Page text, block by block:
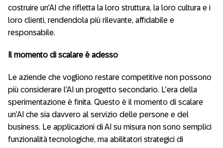
costruire un’AI che rifletta la loro struttura, la loro cultura e i
loro clienti, rendendola più rilevante, affidabile e
responsabile.
Il momento di scalare è adesso
Le aziende che vogliono restare competitive non possono
più considerare l’AI un progetto secondario. L’era della
sperimentazione è finita. Questo è il momento di scalare
un’AI che sia davvero al servizio delle persone e del
business. Le applicazioni di AI su misura non sono semplici
funzionalità tecnologiche, ma abilitatori strategici di